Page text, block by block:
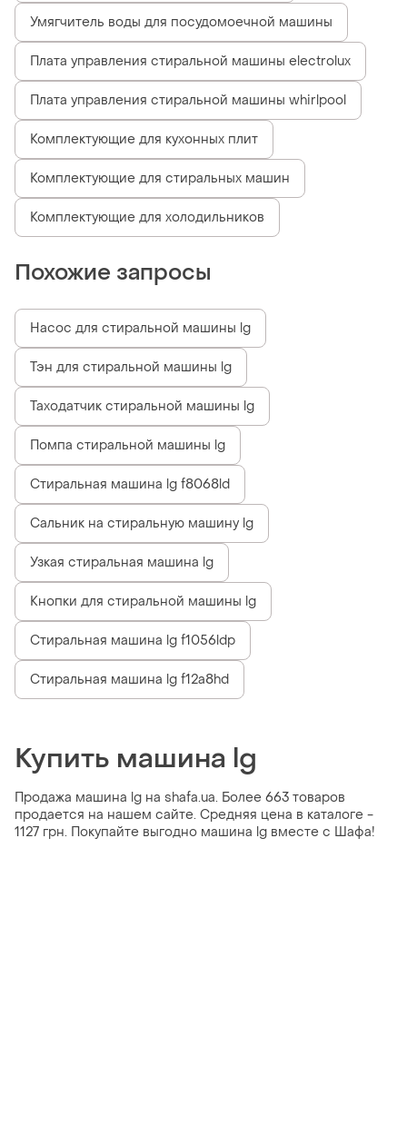
Умягчитель воды для посудомоечной машины
Плата управления стиральной машины electrolux
Плата управления стиральной машины whirlpool
Комплектующие для кухонных плит
Комплектующие для стиральных машин
Комплектующие для холодильников
Похожие запросы
Насос для стиральной машины lg
Тэн для стиральной машины lg
Таходатчик стиральной машины lg
Помпа стиральной машины lg
Стиральная машина lg f8068ld
Сальник на стиральную машину lg
Узкая стиральная машина lg
Кнопки для стиральной машины lg
Стиральная машина lg f1056ldp
Стиральная машина lg f12a8hd
Купить машина lg
Продажа машина lg на shafa.ua. Более 663 товаров
продается на нашем сайте. Средняя цена в каталоге -
1127 грн. Покупайте выгодно машина lg вместе с Шафа!